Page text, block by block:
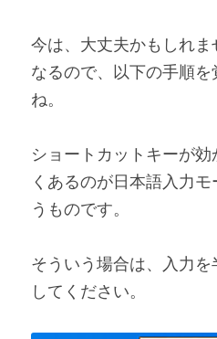
今は、大丈夫かもしれま
なるので、以下の手順
ね。
ショートカットキーが
くあるのが日本語入力
うものです。
そういう場合は、入力
してください。